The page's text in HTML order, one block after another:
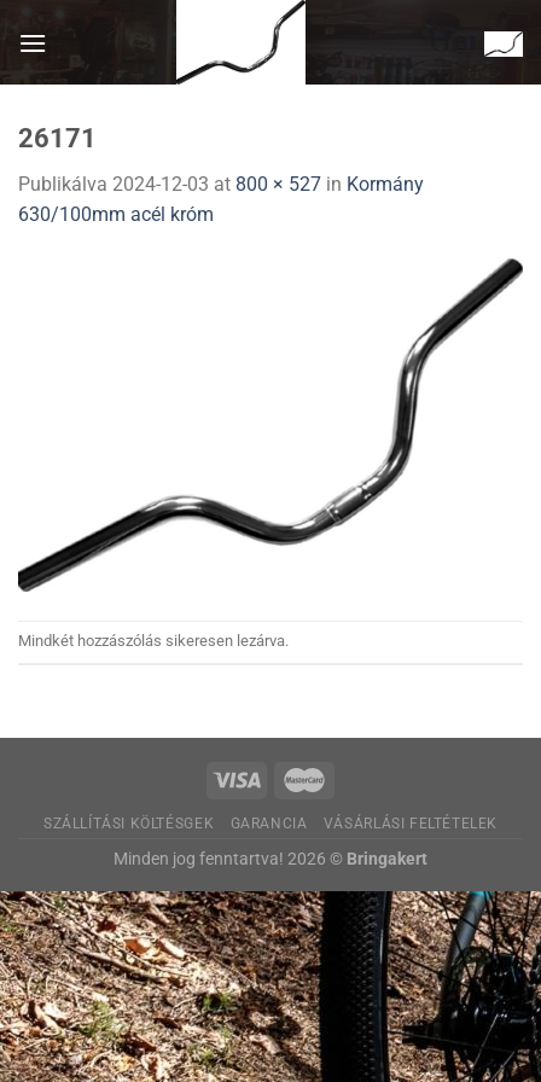
26171
Publikálva 2024-12-03 at 800 × 527 in Kormány
630/100mm acél króm
Mindkét hozzászólás sikeresen lezárva.
SZÁLLÍTÁSI KÖLTÉSGEK GARANCIA VÁSÁRLÁSI FELTÉTELEK
Minden jog fenntartva! 2026 © Bringakert